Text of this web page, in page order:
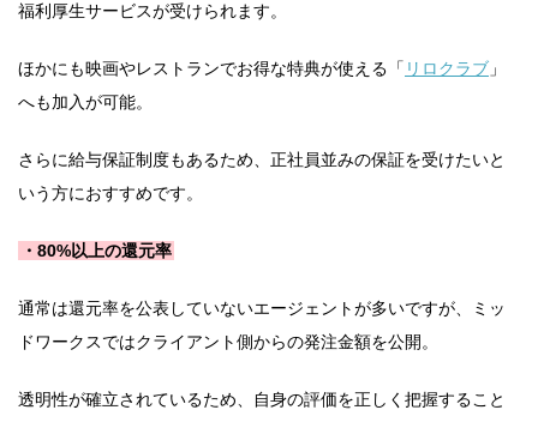
福利厚生サービスが受けられます。
ほかにも映画やレストランでお得な特典が使える「 リロクラブ 」
へも加入が可能。
さらに給与保証制度もあるため、正社員並みの保証を受けたいと
いう方におすすめです。
・80%以上の還元率
通常は還元率を公表していないエージェントが多いですが、ミッ
ドワークスではクライアント側からの発注金額を公開。
透明性が確立されているため、自身の評価を正しく把握すること